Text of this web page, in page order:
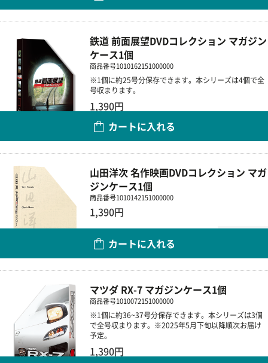
鉄道 前面展望DVDコレクション マガジン
ケース1個
商品番号1010162151000000
※1個に約25号分保存できます。本シリーズは4個で全
号収まります。
1,390円
カートに入れる
山田洋次 名作映画DVDコレクション マガ
ジンケース1個
商品番号1010142151000000
1,390円
カートに入れる
マツダ RX-7 マガジンケース1個
商品番号1010072151000000
※1個に約36~37号分保存できます。本シリーズは3個
で全号収まります。※2025年5月下旬以降順次お届け
予定。
1,390円